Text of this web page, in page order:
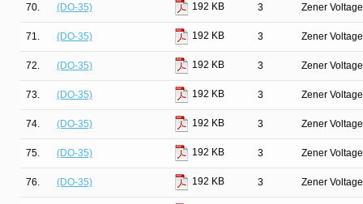
70. (DO-35) 192 KB 3 Zener
71. (DO-35) 192 KB 3 Zener
72. (DO-35) 192 KB 3 Zener
73. (DO-35) 192 KB 3 Zener
74. (DO-35) 192 KB 3 Zener
75. (DO-35) 192 KB 3 Zener
76. (DO-35) 192 KB 3 Zener